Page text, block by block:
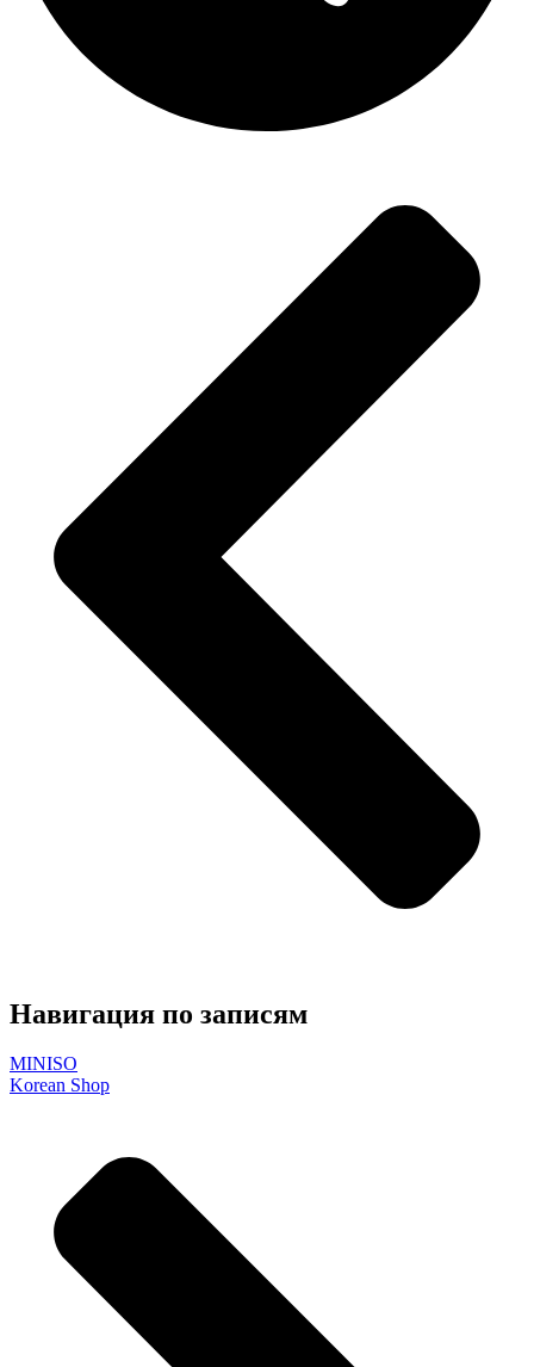
Навигация по записям
MINISO
Korean Shop